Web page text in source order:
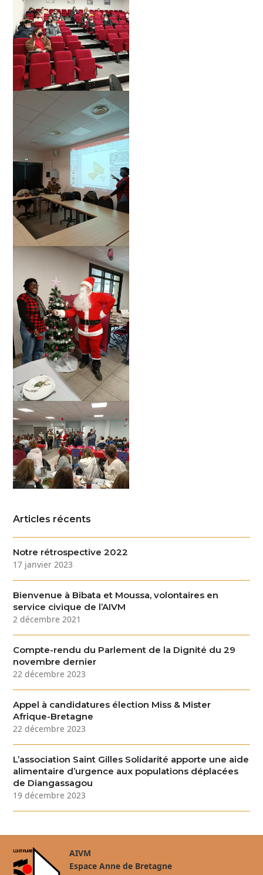
Articles récents
Notre rétrospective 2022
17 janvier 2023
Bienvenue à Bibata et Moussa, volontaires en
service civique de l’AIVM
2 décembre 2021
Compte-rendu du Parlement de la Dignité du 29
novembre dernier
22 décembre 2023
Appel à candidatures élection Miss & Mister
Afrique-Bretagne
22 décembre 2023
L’association Saint Gilles Solidarité apporte une aide
alimentaire d’urgence aux populations déplacées
de Diangassagou
19 décembre 2023
AIVM
Espace Anne de Bretagne